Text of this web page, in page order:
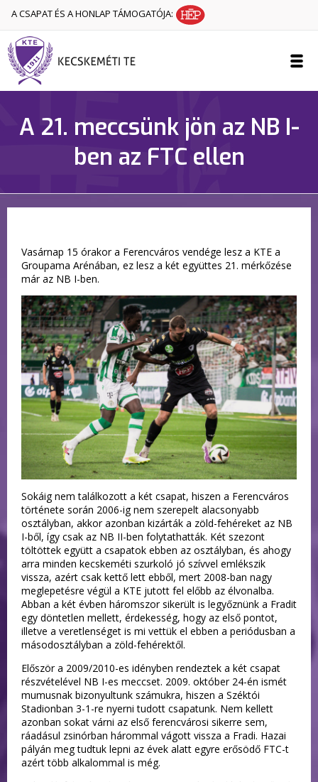
A CSAPAT ÉS A HONLAP TÁMOGATÓJA:
A 21. meccsünk jön az NB I-
ben az FTC ellen
Vasárnap 15 órakor a Ferencváros vendége lesz a KTE a
Groupama Arénában, ez lesz a két együttes 21. mérkőzése
már az NB I-ben.
Sokáig nem találkozott a két csapat, hiszen a Ferencváros
története során 2006-ig nem szerepelt alacsonyabb
osztályban, akkor azonban kizárták a zöld-fehéreket az NB
I-ből, így csak az NB II-ben folytathatták. Két szezont
töltöttek együtt a csapatok ebben az osztályban, és ahogy
arra minden kecskeméti szurkoló jó szívvel emlékszik
vissza, azért csak kettő lett ebből, mert 2008-ban nagy
meglepetésre végül a KTE jutott fel előbb az élvonalba.
Abban a két évben háromszor sikerült is legyőznünk a Fradit
egy döntetlen mellett, érdekesség, hogy az első pontot,
illetve a veretlenséget is mi vettük el ebben a periódusban a
másodosztályban a zöld-fehérektől.
Először a 2009/2010-es idényben rendeztek a két csapat
részvételével NB I-es meccset. 2009. október 24-én ismét
mumusnak bizonyultunk számukra, hiszen a Széktói
Stadionban 3-1-re nyerni tudott csapatunk. Nem kellett
azonban sokat várni az első ferencvárosi sikerre sem,
ráadásul zsinórban hárommal vágott vissza a Fradi. Hazai
pályán meg tudtuk lepni az évek alatt egyre erősödő FTC-t
azért több alkalommal is még.